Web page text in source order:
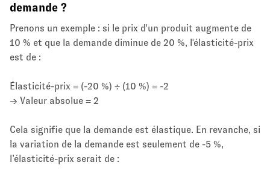
demande ?
Prenons un exemple : si le prix d'un produit augmente de
10 % et que la demande diminue de 20 %, l'élasticité-prix
est de :
Élasticité-prix = (-20 %) ÷ (10 %) = -2
→ Valeur absolue = 2
Cela signifie que la demande est élastique. En revanche, si
la variation de la demande est seulement de -5 %,
l’élasticité-prix serait de :